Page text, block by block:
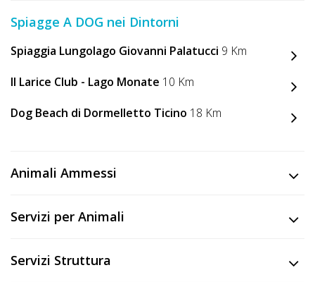
DOG
CHIEDI
CODICE
Video
Lavora
Noi
Spiagge A DOG nei Dintorni
Spiaggia Lungolago Giovanni Palatucci 9 Km
Il Larice Club - Lago Monate 10 Km
Dog Beach di Dormelletto Ticino 18 Km
Animali Ammessi
Servizi per Animali
Servizi Struttura